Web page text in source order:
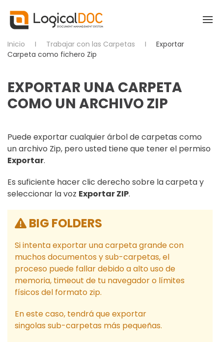
Skip to main content
Inicio Trabajar con las Carpetas
Exportar
Carpeta como fichero Zip
EXPORTAR UNA CARPETA
COMO UN ARCHIVO ZIP
Puede exportar cualquier árbol de carpetas como
un archivo Zip, pero usted tiene que tener el permiso
Exportar.
Es suficiente hacer clic derecho sobre la carpeta y
seleccionar la voz Exportar ZIP.
BIG FOLDERS
Si intenta exportar una carpeta grande con
muchos documentos y sub-carpetas, el
proceso puede fallar debido a alto uso de
memoria, timeout de tu navegador o límites
físicos del formato zip.
En este caso, tendrá que exportar
singolas sub-carpetas más pequeñas.